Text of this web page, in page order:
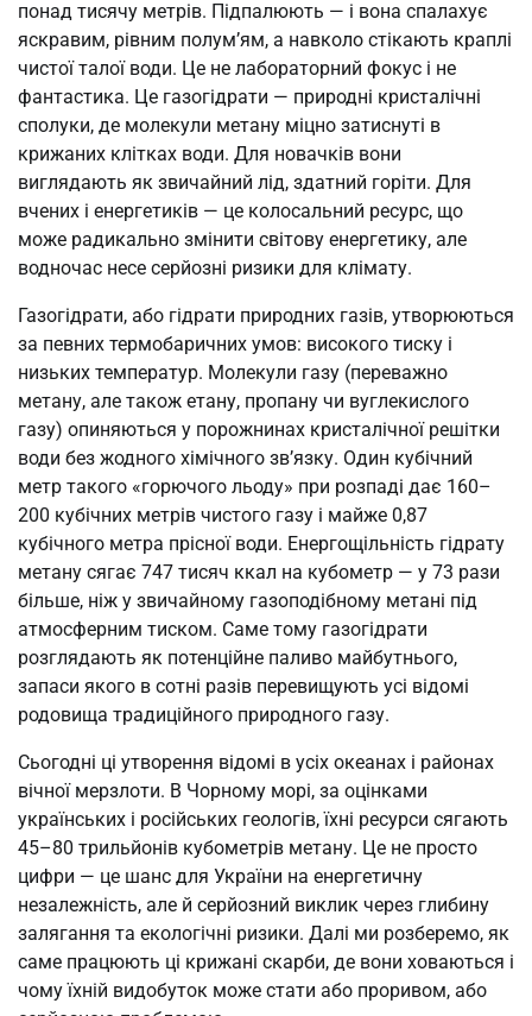
понад тисячу метрів. Підпалюють — і вона спалахує
яскравим, рівним полум’ям, а навколо стікають краплі
чистої талої води. Це не лабораторний фокус і не
фантастика. Це газогідрати — природні кристалічні
сполуки, де молекули метану міцно затиснуті в
крижаних клітках води. Для новачків вони
виглядають як звичайний лід, здатний горіти. Для
вчених і енергетиків — це колосальний ресурс, що
може радикально змінити світову енергетику, але
водночас несе серйозні ризики для клімату.
Газогідрати, або гідрати природних газів, утворюються
за певних термобаричних умов: високого тиску і
низьких температур. Молекули газу (переважно
метану, але також етану, пропану чи вуглекислого
газу) опиняються у порожнинах кристалічної решітки
води без жодного хімічного зв’язку. Один кубічний
метр такого «горючого льоду» при розпаді дає 160–
200 кубічних метрів чистого газу і майже 0,87
кубічного метра прісної води. Енергощільність гідрату
метану сягає 747 тисяч ккал на кубометр — у 73 рази
більше, ніж у звичайному газоподібному метані під
атмосферним тиском. Саме тому газогідрати
розглядають як потенційне паливо майбутнього,
запаси якого в сотні разів перевищують усі відомі
родовища традиційного природного газу.
Сьогодні ці утворення відомі в усіх океанах і районах
вічної мерзлоти. В Чорному морі, за оцінками
українських і російських геологів, їхні ресурси сягають
45–80 трильйонів кубометрів метану. Це не просто
цифри — це шанс для України на енергетичну
незалежність, але й серйозний виклик через глибину
залягання та екологічні ризики. Далі ми розберемо, як
саме працюють ці крижані скарби, де вони ховаються і
чому їхній видобуток може стати або проривом, або